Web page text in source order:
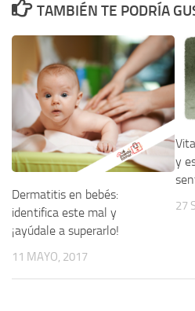
TAMBIÉN TE PODRÍA
Dermatitis en bebés:
identifica este mal y
¡ayúdale a superarlo!
11 MAYO, 2017
y
27